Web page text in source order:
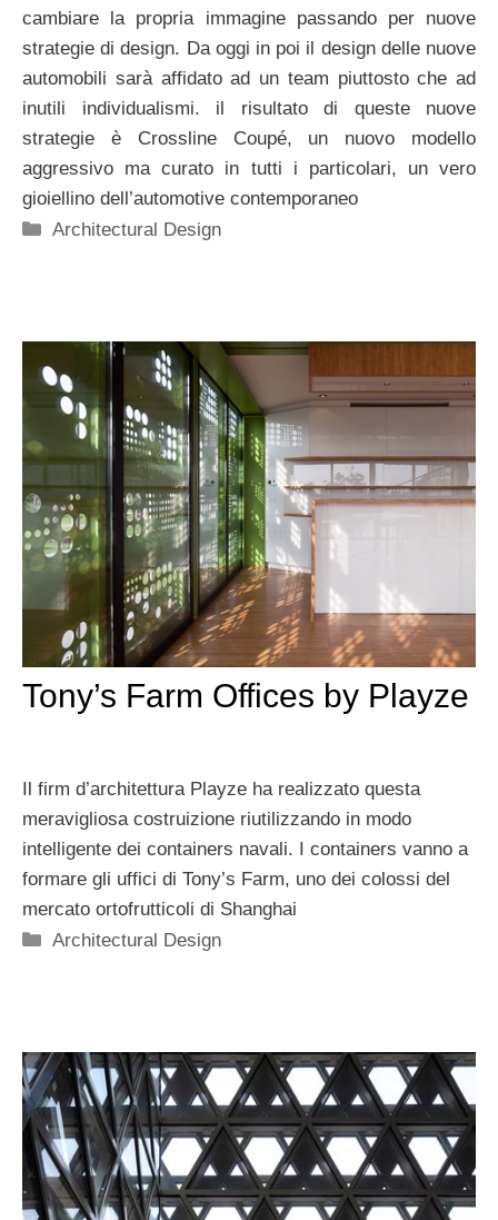
cambiare la propria immagine passando per nuove
strategie di design. Da oggi in poi il design delle nuove
automobili sarà affidato ad un team piuttosto che ad
inutili individualismi. il risultato di queste nuove
strategie è Crossline Coupé, un nuovo modello
aggressivo ma curato in tutti i particolari, un vero
gioiellino dell’automotive contemporaneo
Categorie
Architectural Design
Tony’s Farm Offices by Playze
Il firm d’architettura Playze ha realizzato questa
meravigliosa costruizione riutilizzando in modo
intelligente dei containers navali. I containers vanno a
formare gli uffici di Tony’s Farm, uno dei colossi del
mercato ortofrutticoli di Shanghai
Categorie
Architectural Design